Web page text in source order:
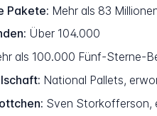
Pakete: Mehr als 83
Über 104.000
als 100.000 Fünf-Sterne-
National Pallets,
Sven Storkofferson,